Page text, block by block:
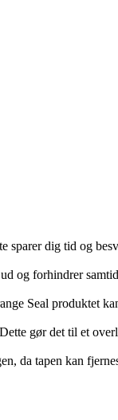
sparer dig tid og
og forhindrer
Seal produktet
gør det til et
da tapen kan